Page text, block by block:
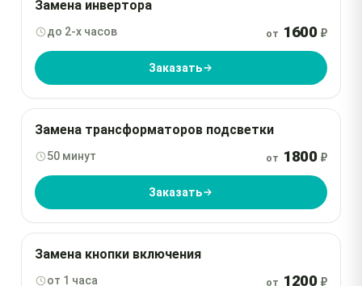
Замена инвертора
до 2-х часов от 1600 ₽
Заказать
Замена трансформаторов подсветки
50 минут от 1800 ₽
Заказать
Замена кнопки включения
от 1 часа от 1200 ₽